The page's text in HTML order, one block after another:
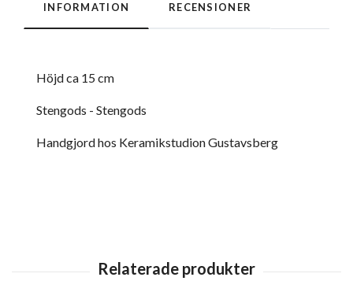
INFORMATION RECENSIONER
Höjd ca 15 cm
Stengods - Stengods
Handgjord hos Keramikstudion Gustavsberg